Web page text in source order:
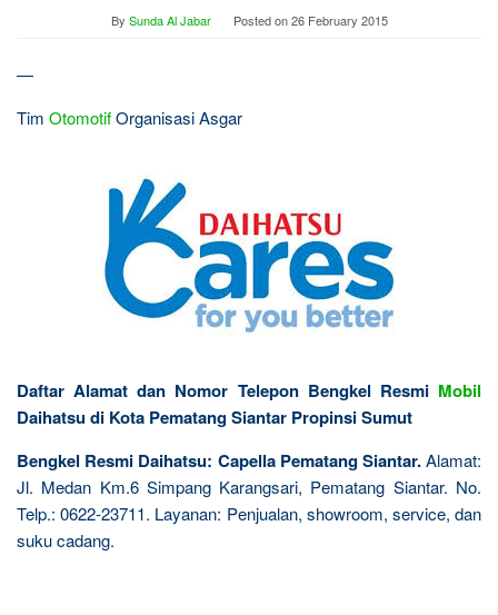
By Sunda Al Jabar Posted on26 February 2015
—
Tim OtomotifOrganisasi Asgar
Daftar Alamat dan Nomor Telepon Bengkel Resmi Mobil
Daihatsu di Kota Pematang Siantar Propinsi Sumut
Bengkel Resmi Daihatsu: Capella Pematang Siantar.Alamat:
Jl. Medan Km.6 Simpang Karangsari, Pematang Siantar. No.
Telp.: 0622-23711. Layanan: Penjualan, showroom, service, dan
suku cadang.